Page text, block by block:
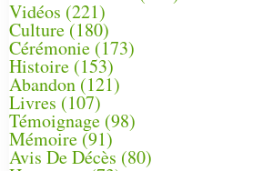
Vidéos (221)
Culture(180)
Cérémonie (173)
Histoire (153)
Abandon(121)
Livres (107)
Témoignage (98)
Mémoire (91)
Avis De Décès (80)